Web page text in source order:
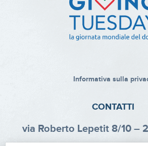
Informativa sulla
CONTATTI
via Roberto Lepetit 8/10 –